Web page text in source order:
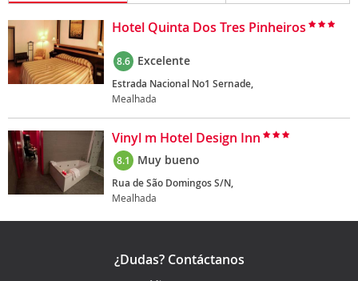
Hotel Quinta Dos Tres Pinheiros
8.6 Excelente
Estrada Nacional No1 Sernade,
Mealhada
Vinyl m Hotel Design Inn
8.1 Muy bueno
Rua de São Domingos S/N,
Mealhada
¿Dudas? Contáctanos